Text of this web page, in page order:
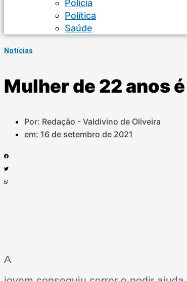
Polícia
Política
Saúde
Notícias
Mulher de 22 anos
Por: Redação - Valdivino de Oliveira
em: 16 de setembro de 2021
A